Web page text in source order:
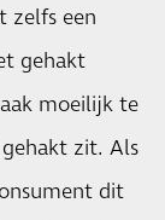
zelfs een
gehakt
moeilijk te
zit. Als
dit